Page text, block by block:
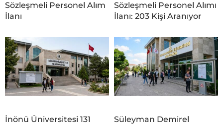
Sözleşmeli Personel Alım
İlanı
Sözleşmeli Personel Alımı
İlanı: 203 Kişi Aranıyor
İnönü Üniversitesi 131
Süleyman Demirel